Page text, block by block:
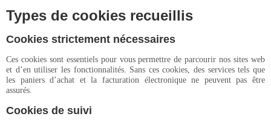
Types de cookies recueillis
Cookies strictement nécessaires
Ces cookies sont essentiels pour vous permettre de parcourir nos sites web
et d’en utiliser les fonctionnalités. Sans ces cookies, des services tels que
les paniers d’achat et la facturation électronique ne peuvent pas être
assurés.
Cookies de suivi